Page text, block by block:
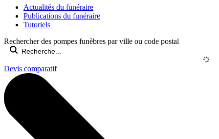
Actualités du funéraire
Publications du funéraire
Tutoriels
Rechercher des pompes funèbres par ville ou code postal
Devis comparatif